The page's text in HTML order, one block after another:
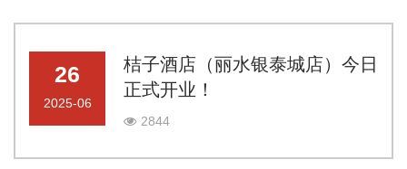
桔子酒店（丽水银泰城店）今日
正式开业！
2844
26
2025-06